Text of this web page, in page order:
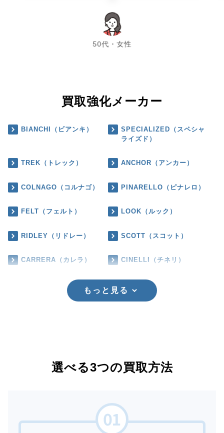
50代・女性
chevron_left chevron_right
買取強化メーカー
BIANCHI（ビアンキ）
SPECIALIZED（スペシャ
ライズド）
TREK（トレック） ANCHOR（アンカー）
COLNAGO（コルナゴ） PINARELLO（ピナレロ）
FELT（フェルト） LOOK（ルック）
RIDLEY（リドレー） SCOTT（スコット）
CARRERA（カレラ） CINELLI（チネリ）
もっと見る
選べる3つの買取方法